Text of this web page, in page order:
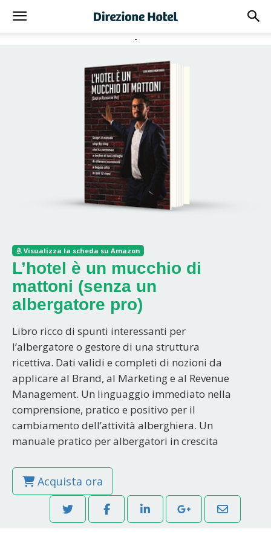
-
ACQUISTA
Visualizza la scheda su Amazon
L’hotel è un mucchio di
mattoni (senza un
albergatore pro)
Libro ricco di spunti interessanti per
l’albergatore o gestore di una struttura
ricettiva. Dati validi e completi di nozioni da
applicare al Brand, al Marketing e al Revenue
Management. Un linguaggio immediato nella
comprensione, pratico e positivo per il
cambiamento dell’attività alberghiera. Un
manuale pratico per albergatori in crescita
Acquista ora